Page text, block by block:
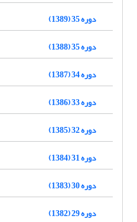
دوره 35 (1389)
دوره 35 (1388)
دوره 34 (1387)
دوره 33 (1386)
دوره 32 (1385)
دوره 31 (1384)
دوره 30 (1383)
دوره 29 (1382)